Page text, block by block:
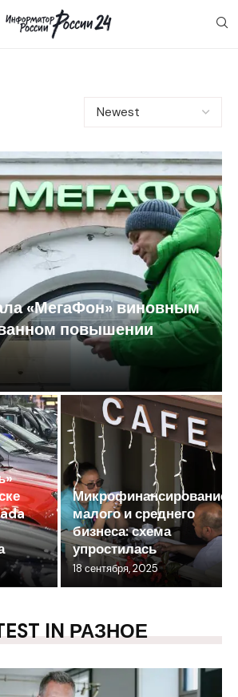
«МегаФон» виновным
повышении
Микрофинансирование
малого и среднего
бизнеса: схема
упростилась
18 сентября, 2025
IN РАЗНОЕ